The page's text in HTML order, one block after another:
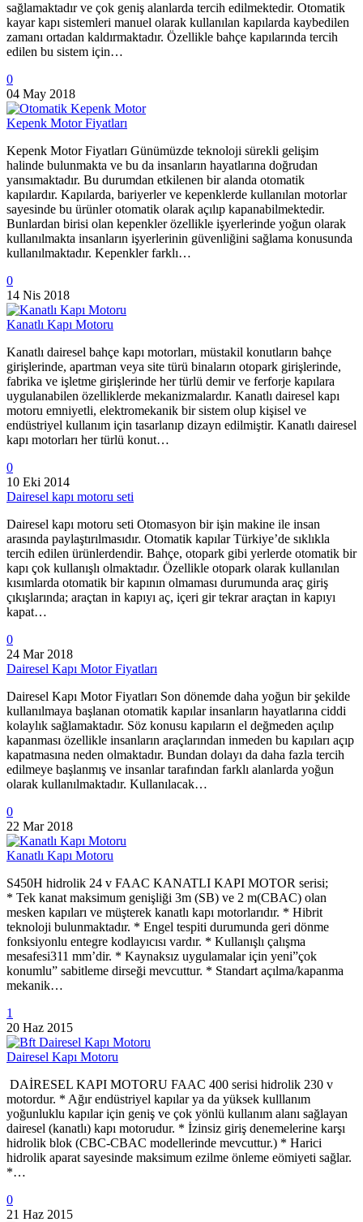
sağlamaktadır ve çok geniş alanlarda tercih edilmektedir. Otomatik
kayar kapı sistemleri manuel olarak kullanılan kapılarda kaybedilen
zamanı ortadan kaldırmaktadır. Özellikle bahçe kapılarında tercih
edilen bu sistem için…
0
04 May 2018
Kepenk Motor Fiyatları
Kepenk Motor Fiyatları Günümüzde teknoloji sürekli gelişim
halinde bulunmakta ve bu da insanların hayatlarına doğrudan
yansımaktadır. Bu durumdan etkilenen bir alanda otomatik
kapılardır. Kapılarda, bariyerler ve kepenklerde kullanılan motorlar
sayesinde bu ürünler otomatik olarak açılıp kapanabilmektedir.
Bunlardan birisi olan kepenkler özellikle işyerlerinde yoğun olarak
kullanılmakta insanların işyerlerinin güvenliğini sağlama konusunda
kullanılmaktadır. Kepenkler farklı…
0
14 Nis 2018
Kanatlı Kapı Motoru
Kanatlı dairesel bahçe kapı motorları, müstakil konutların bahçe
girişlerinde, apartman veya site türü binaların otopark girişlerinde,
fabrika ve işletme girişlerinde her türlü demir ve ferforje kapılara
uygulanabilen özelliklerde mekanizmalardır. Kanatlı dairesel kapı
motoru emniyetli, elektromekanik bir sistem olup kişisel ve
endüstriyel kullanım için tasarlanıp dizayn edilmiştir. Kanatlı dairesel
kapı motorları her türlü konut…
0
10 Eki 2014
Dairesel kapı motoru seti
Dairesel kapı motoru seti Otomasyon bir işin makine ile insan
arasında paylaştırılmasıdır. Otomatik kapılar Türkiye’de sıklıkla
tercih edilen ürünlerdendir. Bahçe, otopark gibi yerlerde otomatik bir
kapı çok kullanışlı olmaktadır. Özellikle otopark olarak kullanılan
kısımlarda otomatik bir kapının olmaması durumunda araç giriş
çıkışlarında; araçtan in kapıyı aç, içeri gir tekrar araçtan in kapıyı
kapat…
0
24 Mar 2018
Dairesel Kapı Motor Fiyatları
Dairesel Kapı Motor Fiyatları Son dönemde daha yoğun bir şekilde
kullanılmaya başlanan otomatik kapılar insanların hayatlarına ciddi
kolaylık sağlamaktadır. Söz konusu kapıların el değmeden açılıp
kapanması özellikle insanların araçlarından inmeden bu kapıları açıp
kapatmasına neden olmaktadır. Bundan dolayı da daha fazla tercih
edilmeye başlanmış ve insanlar tarafından farklı alanlarda yoğun
olarak kullanılmaktadır. Kullanılacak…
0
22 Mar 2018
Kanatlı Kapı Motoru
S450H hidrolik 24 v FAAC KANATLI KAPI MOTOR serisi;
* Tek kanat maksimum genişliği 3m (SB) ve 2 m(CBAC) olan
mesken kapıları ve müşterek kanatlı kapı motorlarıdır. * Hibrit
teknoloji bulunmaktadır. * Engel tespiti durumunda geri dönme
fonksiyonlu entegre kodlayıcısı vardır. * Kullanışlı çalışma
mesafesi311 mm’dir. * Kaynaksız uygulamalar için yeni”çok
konumlu” sabitleme dirseği mevcuttur. * Standart açılma/kapanma
mekanik…
1
20 Haz 2015
Dairesel Kapı Motoru
DAİRESEL KAPI MOTORU FAAC 400 serisi hidrolik 230 v
motordur. * Ağır endüstriyel kapılar ya da yüksek kulllanım
yoğunluklu kapılar için geniş ve çok yönlü kullanım alanı sağlayan
dairesel (kanatlı) kapı motorudur. * İzinsiz giriş denemelerine karşı
hidrolik blok (CBC-CBAC modellerinde mevcuttur.) * Harici
hidrolik aparat sayesinde maksimum ezilme önleme eömiyeti sağlar.
*…
0
21 Haz 2015